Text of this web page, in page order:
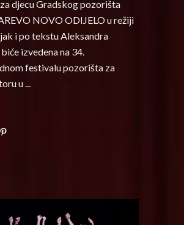
djecu Gradskog pozorišta
NOVO ODIJELO u režiji
i po tekstu Aleksandra
izvedena na 34.
festivalu pozorišta za
u